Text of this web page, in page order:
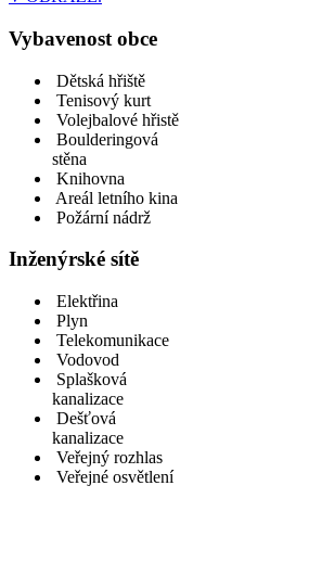
Vybavenost obce
Dětská hřiště
Tenisový kurt
Volejbalové hřistě
Boulderingová
stěna
Knihovna
Areál letního kina
Požární nádrž
Inženýrské sítě
Elektřina
Plyn
Telekomunikace
Vodovod
Splašková
kanalizace
Dešťová
kanalizace
Veřejný rozhlas
Veřejné osvětlení